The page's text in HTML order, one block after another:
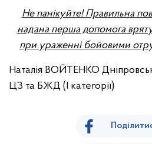
Не панікуйте!Правильна
надана перша допомога
при ураженні бойовими
Наталія ВОЙТЕНКО
ЦЗ та БЖД (І категорії)